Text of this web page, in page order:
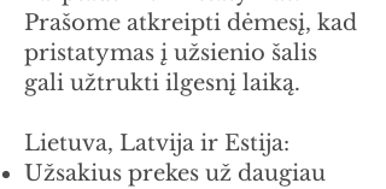
Prašome atkreipti dėmesį, kad
pristatymas į užsienio šalis
gali užtrukti ilgesnį laiką.
Lietuva, Latvija ir Estija:
Užsakius prekes už daugiau